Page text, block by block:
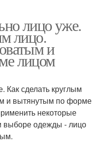
лицо уже.
лицо.
и
лицом
Как сделать круглым
и вытянутым по форме
некоторые
выборе одежды - лицо